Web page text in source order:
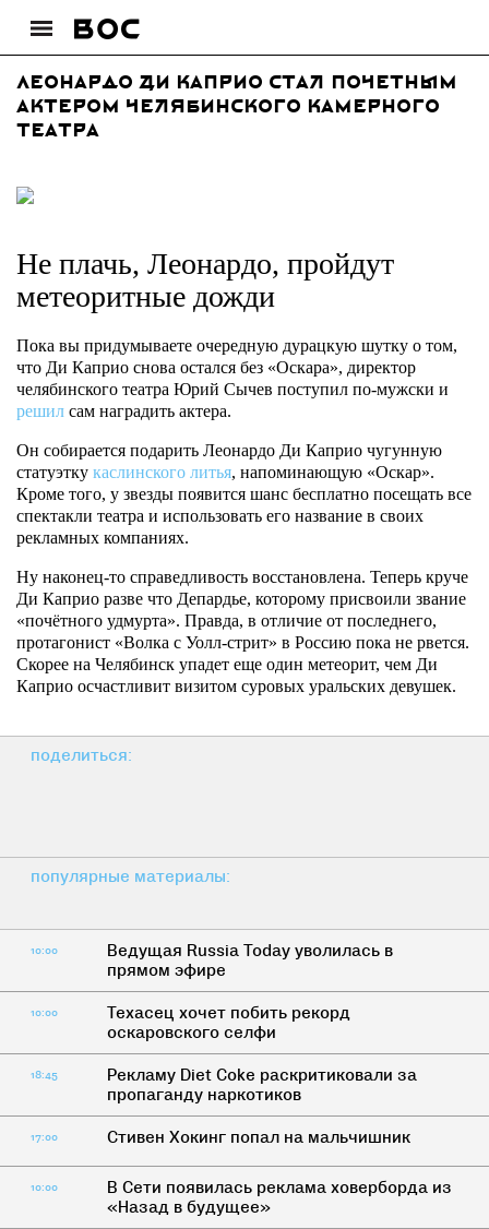
Леонардо Ди Каприо стал почетным
актером Челябинского камерного
театра
Не плачь, Леонардо, пройдут
метеоритные дожди
Пока вы придумываете очередную дурацкую шутку о том,
что Ди Каприо снова остался без «Оскара», директор
челябинского театра Юрий Сычев поступил по-мужски и
решил сам наградить актера.
Он собирается подарить Леонардо Ди Каприо чугунную
статуэтку каслинского литья, напоминающую «Оскар».
Кроме того, у звезды появится шанс бесплатно посещать все
спектакли театра и использовать его название в своих
рекламных компаниях.
Ну наконец-то справедливость восстановлена. Теперь круче
Ди Каприо разве что Депардье, которому присвоили звание
«почётного удмурта». Правда, в отличие от последнего,
протагонист «Волка с Уолл-стрит» в Россию пока не рвется.
Скорее на Челябинск упадет еще один метеорит, чем Ди
Каприо осчастливит визитом суровых уральских девушек.
поделиться:
популярные материалы:
10:00
Ведущая Russia Today уволилась в
прямом эфире
10:00
Техасец хочет побить рекорд
оскаровского селфи
18:45
Рекламу Diet Coke раскритиковали за
пропаганду наркотиков
17:00 Стивен Хокинг попал на мальчишник
10:00
В Сети появилась реклама ховерборда из
«Назад в будущее»